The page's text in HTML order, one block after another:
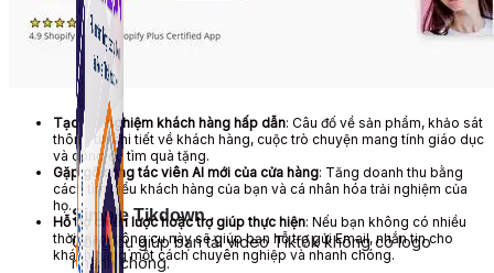
Simple Tikdown
Công cụ giúp bạn tải video Tiktok không có logo
nhanh chóng.
Tạo trải nghiệm khách hàng hấp dẫn: Câu đố về sản phẩm, khảo sát
thông tin chi tiết về khách hàng, cuộc trò chuyện mang tính giáo dục
và công cụ tìm quà tặng.
Gặp gỡ cộng tác viên AI mới của cửa hàng: Tăng doanh thu bằng
cách tìm hiểu khách hàng của bạn và cá nhân hóa trải nghiệm của
họ.
Hỗ trợ chiến lược hoặc trợ giúp thực hiện: Nếu bạn không có nhiều
thời gian, công cụ này sẽ giúp bạn hỗ trợ gửi Email, nhắn tin cho
khách hàng một cách chuyên nghiệp và nhanh chóng.